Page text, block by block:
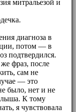
митральезой и
диагноза в
потом — в
подтвердился.
фраз, после
сам не
— это
было, нет и не
К тому
я чувствовала